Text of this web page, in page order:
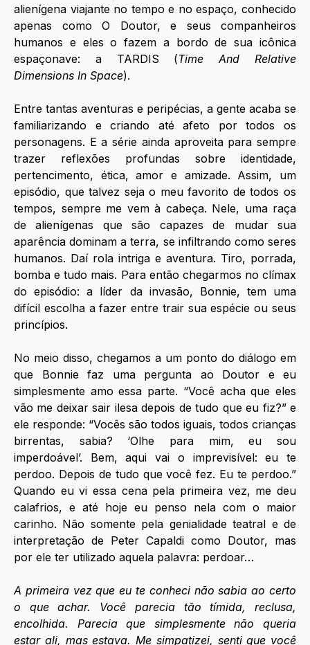
alienígena viajante no tempo e no espaço, conhecido
apenas como O Doutor, e seus companheiros
humanos e eles o fazem a bordo de sua icônica
espaçonave: a TARDIS (Time And Relative
Dimensions In Space).
Entre tantas aventuras e peripécias, a gente acaba se
familiarizando e criando até afeto por todos os
personagens. E a série ainda aproveita para sempre
trazer reflexões profundas sobre identidade,
pertencimento, ética, amor e amizade. Assim, um
episódio, que talvez seja o meu favorito de todos os
tempos, sempre me vem à cabeça. Nele, uma raça
de alienígenas que são capazes de mudar sua
aparência dominam a terra, se infiltrando como seres
humanos. Daí rola intriga e aventura. Tiro, porrada,
bomba e tudo mais. Para então chegarmos no clímax
do episódio: a líder da invasão, Bonnie, tem uma
difícil escolha a fazer entre trair sua espécie ou seus
princípios.
No meio disso, chegamos a um ponto do diálogo em
que Bonnie faz uma pergunta ao Doutor e eu
simplesmente amo essa parte. “Você acha que eles
vão me deixar sair ilesa depois de tudo que eu fiz?” e
ele responde: “Vocês são todos iguais, todos crianças
birrentas, sabia? ‘Olhe para mim, eu sou
imperdoável’. Bem, aqui vai o imprevisível: eu te
perdoo. Depois de tudo que você fez. Eu te perdoo.”
Quando eu vi essa cena pela primeira vez, me deu
calafrios, e até hoje eu penso nela com o maior
carinho. Não somente pela genialidade teatral e de
interpretação de Peter Capaldi como Doutor, mas
por ele ter utilizado aquela palavra: perdoar…
A primeira vez que eu te conheci não sabia ao certo
o que achar. Você parecia tão tímida, reclusa,
encolhida. Parecia que simplesmente não queria
estar ali, mas estava. Me simpatizei, senti que você